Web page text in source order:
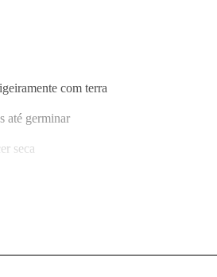
com terra
até germinar
seca